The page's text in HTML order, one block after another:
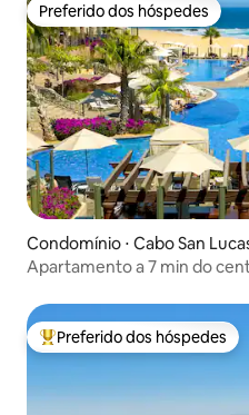
Preferido dos hóspedes
Preferido dos hóspedes
Condomínio ⋅ Cabo San
Apartamento a 7 min do
Entre os melhores preferidos
Preferido dos hóspedes